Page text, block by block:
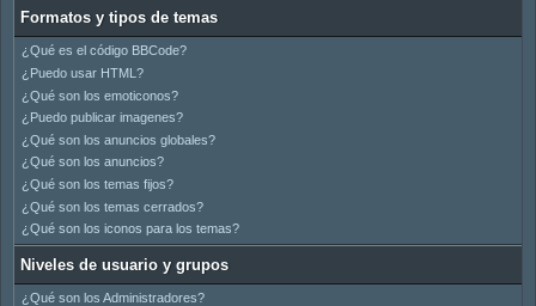
Formatos y tipos de temas
¿Qué es el código BBCode?
¿Puedo usar HTML?
¿Qué son los emoticonos?
¿Puedo publicar imagenes?
¿Qué son los anuncios globales?
¿Qué son los anuncios?
¿Qué son los temas fijos?
¿Qué son los temas cerrados?
¿Qué son los iconos para los temas?
Niveles de usuario y grupos
¿Qué son los Administradores?